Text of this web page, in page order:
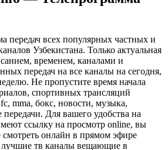
всех популярных частных и
Узбекистана. Только актуальная
временем, каналами и
передач на все каналы на сегодня,
Не пропустите время начала
спортивных трансляций
mma, бокс, новости, музыка,
Для вашего удобства на
ссылку на просмотр online, вы
смотреть онлайн в прямом эфире
лучшие тв каналы вещающие в